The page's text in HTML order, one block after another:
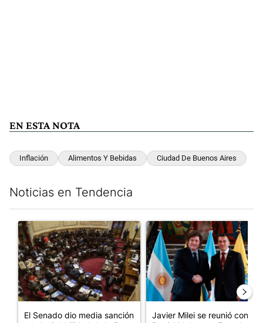
EN ESTA NOTA
Inflación Alimentos Y Bebidas Ciudad De Buenos Aires
Noticias en Tendencia
Un artículo de tendencia con el título "El Senado dio media
El Senado dio media sanción
Un artículo de tendencia con
Javier Milei se reunió con